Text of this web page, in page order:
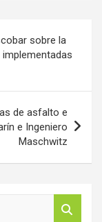
sobre la
de asfalto e
e Ingeniero
Maschwitz